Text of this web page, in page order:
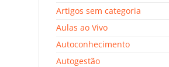
Artigos sem categoria
Aulas ao Vivo
Autoconhecimento
Autogestão